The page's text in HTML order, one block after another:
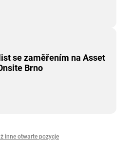
se zaměřením na Asset
Brno
inne otwarte pozycje